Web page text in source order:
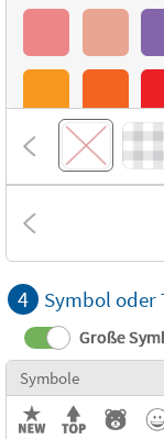
4 Symbol oder
Große
Symbole